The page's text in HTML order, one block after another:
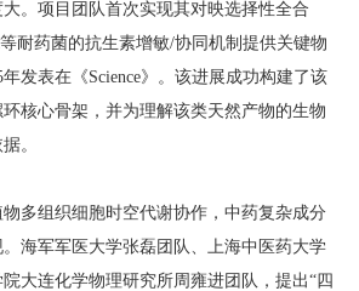
。项目团队首次实现其对映选择性全合
耐药菌的抗生素增敏/协同机制提供关键物
发表在《Science》。该进展成功构建了该
核心骨架，并为理解该类天然产物的生物
。
多组织细胞时空代谢协作，中药复杂成分
海军军医大学张磊团队、上海中医药大学
大连化学物理研究所周雍进团队，提出“四